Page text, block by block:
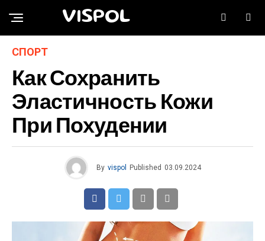
VISPOL
СПОРТ
Как Сохранить
Эластичность Кожи
При Похудении
By vispol Published 03.09.2024